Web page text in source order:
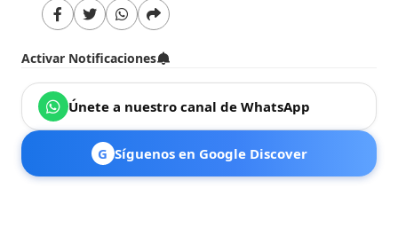
Activar Notificaciones
Únete a nuestro canal de WhatsApp
G Síguenos en Google Discover